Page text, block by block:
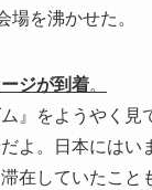
を沸かせた。
ジが到着。
』をようやく見
よ。日本にはい
在していたこと